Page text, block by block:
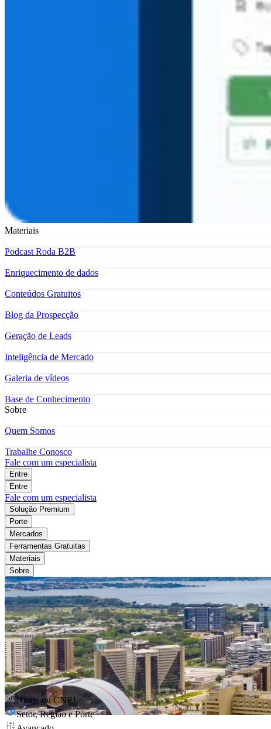
Materiais
Podcast Roda B2B
Enriquecimento de dados
Conteúdos Gratuitos
Blog da Prospecção
Geração de Leads
Inteligência de Mercado
Galeria de vídeos
Base de Conhecimento
Sobre
Quem Somos
Trabalhe Conosco
Fale com um especialista
Entre
Entre
Fale com um especialista
Solução Premium
Porte
Mercados
Ferramentas Gratuitas
Materiais
Sobre
Nome ou CNPJ
Setor, Região e Porte